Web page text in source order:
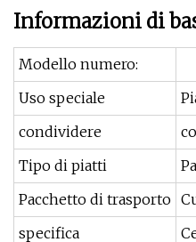
Informazioni di
Modello numero:
Uso speciale
condividere
Tipo di piatti
Pacchetto di trasporto
specifica